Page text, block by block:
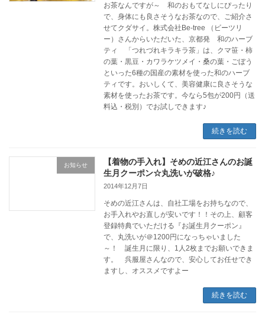
お茶なんですが～ 和のおもてなしにぴったり
で、身体にも良さそうなお茶なので、ご紹介さ
せてクダサイ。株式会社Be-tree （ビーツリ
ー）さんからいただいた、京都発 和のハーブ
ティ 「つれづれキラキラ茶」は、クマ笹・柿
の葉・黒豆・カワラケツメイ・桑の葉・ごぼう
といった6種の国産の素材を使った和のハーブ
ティです。おいしくて、美容健康に良さそうな
素材を使ったお茶です。今なら5包が200円（送
料込・税別）でお試しできます♪
続きを読む
お知らせ
【着物の手入れ】そめの近江さんのお誕
生月クーポン☆丸洗いが破格♪
2014年12月7日
そめの近江さんは、自社工場をお持ちなので、
お手入れやお直しが安いです！！その上、顧客
登録特典でいただける『お誕生月クーポン』
で、丸洗いが＠1200円になっちゃいました
～！ 誕生月に限り、1人2枚までお願いできま
す。 呉服屋さんなので、安心してお任せでき
ますし、オススメですよー
続きを読む